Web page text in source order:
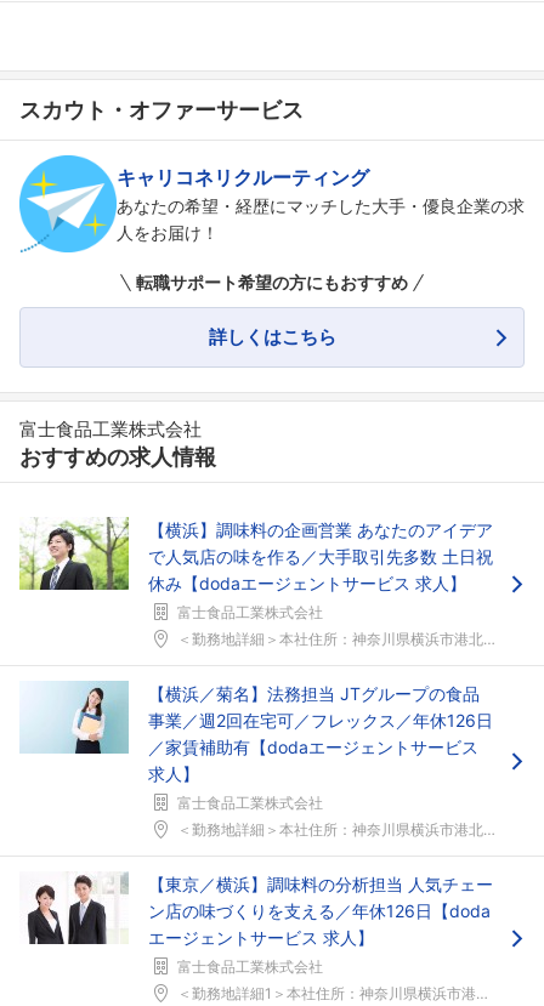
スカウト・オファーサービス
キャリコネリクルーティング
あなたの希望・経歴にマッチした大手・優良企業の求
人をお届け！
転職サポート希望の方にもおすすめ
詳しくはこちら
富士食品工業株式会社
おすすめの求人情報
【横浜】調味料の企画営業 あなたのアイデア
で人気店の味を作る／大手取引先多数 土日祝
休み【dodaエージェントサービス 求人】
富士食品工業株式会社
＜勤務地詳細＞本社住所：神奈川県横浜市港北区大豆戸...
【横浜／菊名】法務担当 JTグループの食品
事業／週2回在宅可／フレックス／年休126日
／家賃補助有【dodaエージェントサービス
求人】
富士食品工業株式会社
＜勤務地詳細＞本社住所：神奈川県横浜市港北区大豆戸...
【東京／横浜】調味料の分析担当 人気チェー
ン店の味づくりを支える／年休126日【doda
エージェントサービス 求人】
富士食品工業株式会社
＜勤務地詳細1＞本社住所：神奈川県横浜市港北区大豆...